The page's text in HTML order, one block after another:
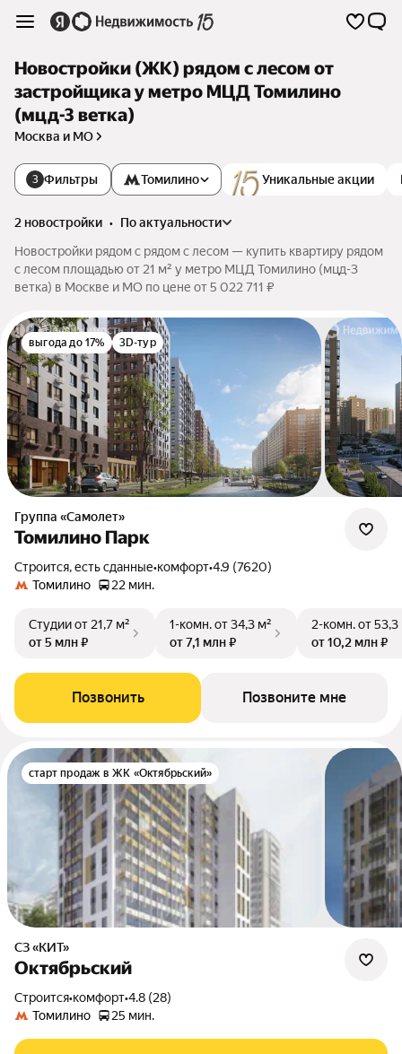
Новостройки (ЖК) рядом с лесом от
застройщика у метро МЦД Томилино
(мцд-3 ветка)
Москва и МО
3 Фильтры Уникальные акции
Томилино
2 новостройки •
по актуальности
Новостройки рядом с рядом с лесом — купить квартиру рядом
с лесом площадью от 21 м² у метро МЦД Томилино (мцд-3
ветка) в Москве и МО по цене от 5 022 711 ₽
выгода до 17% 3D-тур
Группа «Самолет»
Томилино Парк
Строится, есть сданные•комфорт•4.9 (7620)
Томилино
22 мин.
Студииот 21,7 м²
от 5 млн ₽
1-комн.от 34,3 м²
от 7,1 млн ₽
2-комн.от 53,3
от 10,2 млн ₽
Позвонить Позвоните мне
старт продаж в ЖК «Октябрьский»
СЗ «КИТ»
Октябрьский
Строится•комфорт•4.8 (28)
Томилино
25 мин.